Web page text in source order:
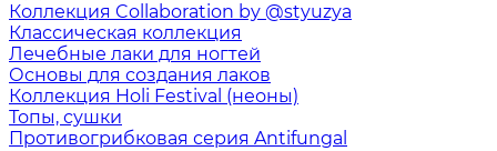
Коллекция Collaboration by @styuzya
Классическая коллекция
Лечебные лаки для ногтей
Основы для создания лаков
Коллекция Holi Festival (неоны)
Топы, сушки
Противогрибковая серия Antifungal